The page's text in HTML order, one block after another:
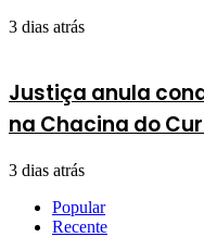
3 dias atrás
Justiça anula
na Chacina do
3 dias atrás
Popular
Recente